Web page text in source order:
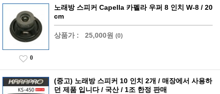
노래방 스피커 Capella 카펠라 우퍼 8 인치 W-8 / 20
cm
상품가 : 25,000원 (0)
0
(중고) 노래방 스피커 10 인치 2개 / 매장에서 사용하
던 제품 입니다 / 국산 / 1조 한정 판매